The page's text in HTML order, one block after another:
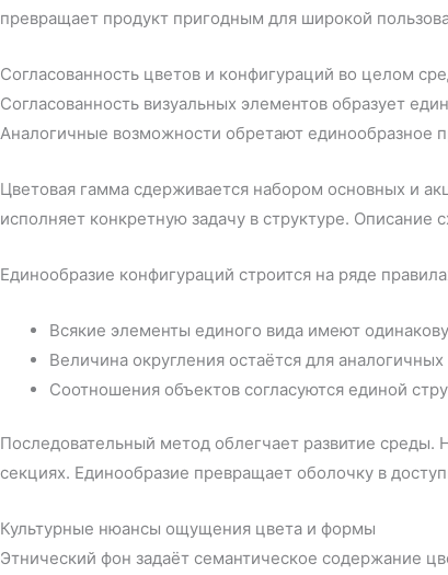
превращает продукт пригодным для широкой
Согласованность цветов и конфигураций во целом
Согласованность визуальных элементов образует
Аналогичные возможности обретают единообразное
Цветовая гамма сдерживается набором основных и
исполняет конкретную задачу в структуре.
Единообразие конфигураций строится на ряде
Всякие элементы единого вида имеют
Величина округления остаётся для
Соотношения объектов согласуются единой
Последовательный метод облегчает развитие
секциях. Единообразие превращает оболочку в
Культурные нюансы ощущения цвета и формы
Этнический фон задаёт семантическое содержание